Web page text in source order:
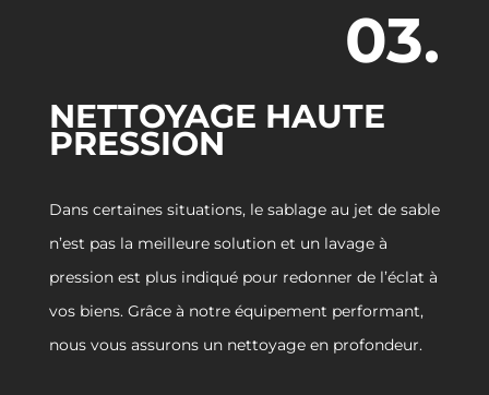
03.
NETTOYAGE HAUTE
PRESSION
Dans certaines situations, le sablage au jet de sable
n’est pas la meilleure solution et un lavage à
pression est plus indiqué pour redonner de l’éclat à
vos biens. Grâce à notre équipement performant,
nous vous assurons un nettoyage en profondeur.